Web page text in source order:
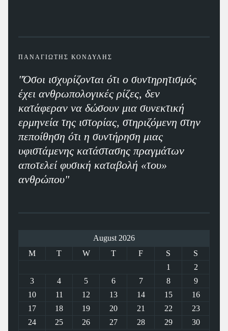
ΠΑΝΑΓΙΩΤΗΣ ΚΟΝΔΥΛΗΣ
"Όσοι ισχυρίζονται ότι ο συντηρητισμός
έχει ανθρωπολογικές ρίζες, δεν
κατάφεραν να δώσουν μια συνεκτική
ερμηνεία της ιστορίας, στηριζόμενη στην
πεποίθηση ότι η συντήρηση μιας
υφιστάμενης κατάστασης πραγμάτων
αποτελεί φυσική καταβολή «του»
ανθρώπου"
August 2026
M
T W T F S
S
1
2
3
4 5 6 7 8
9
10
11 12 13 14 15
16
17
18 19 20 21 22
23
24
25 26 27 28 29 30